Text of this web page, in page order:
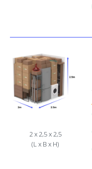
2 x 2,5 x 2,5
(L x B x H)